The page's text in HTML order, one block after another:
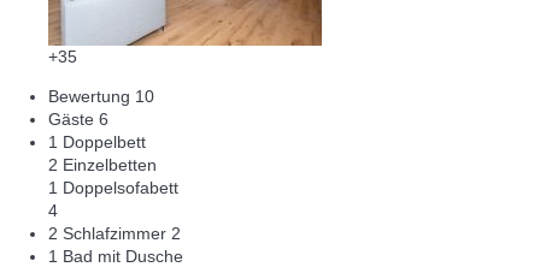
+35
Bewertung 10
Gäste 6
1 Doppelbett
2 Einzelbetten
1 Doppelsofabett
4
2 Schlafzimmer 2
1 Bad mit Dusche